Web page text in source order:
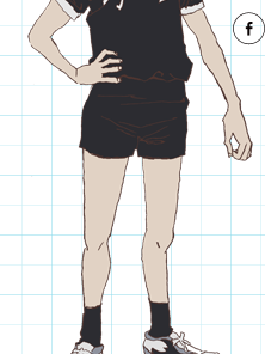
スペシャル
Blu-ray&DVD
Blu-ray&DVD